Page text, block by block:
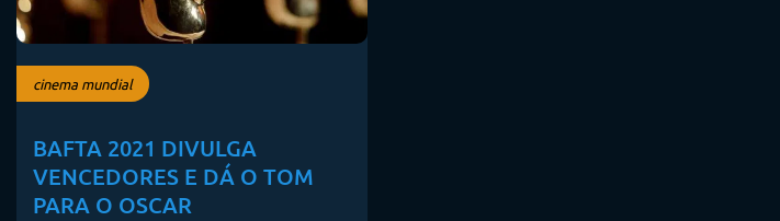
cinema mundial
BAFTA 2021 DIVULGA
VENCEDORES E DÁ O TOM
PARA O OSCAR